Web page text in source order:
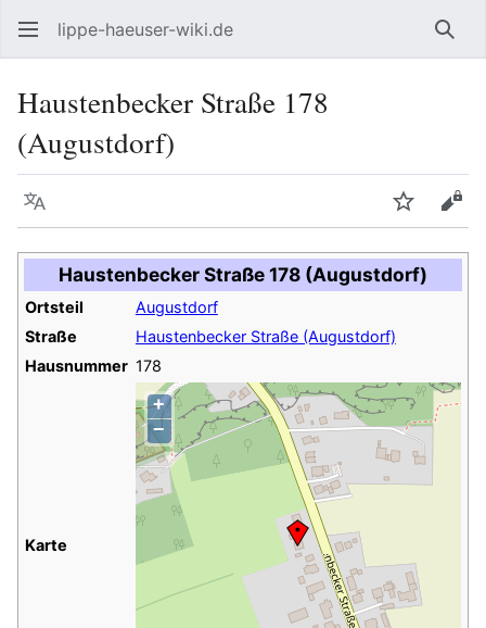
lippe-haeuser-wiki.de
Haustenbecker Straße 178
(Augustdorf)
Sprache
Haustenbecker Straße 178 (Augustdorf)
Ortsteil
Augustdorf
Straße
Haustenbecker Straße (Augustdorf)
Hausnummer 178
Karte
+
−